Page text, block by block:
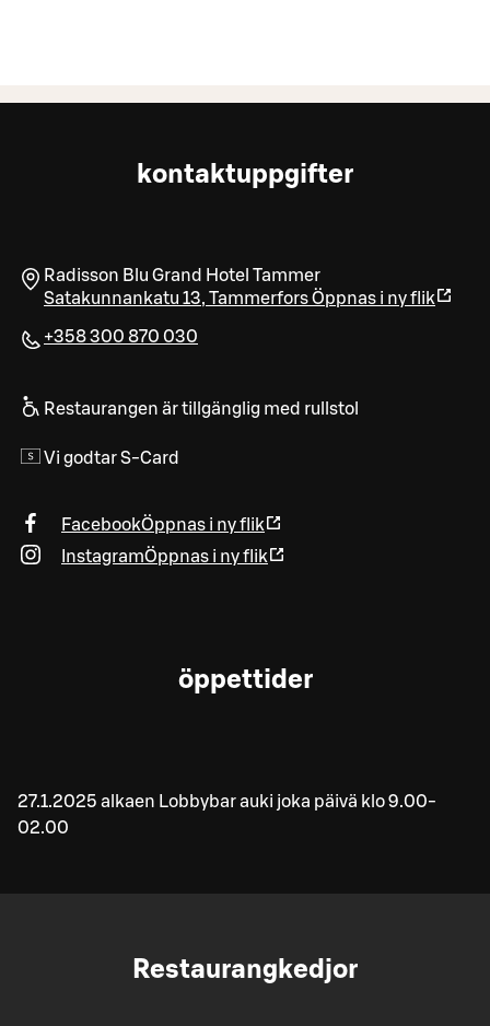
kontaktuppgifter
Radisson Blu Grand Hotel Tammer
Satakunnankatu 13, TammerforsÖppnas i ny flik
+358 300 870 030
Restaurangen är tillgänglig med rullstol
Vi godtar S-Card
FacebookÖppnas i ny flik
InstagramÖppnas i ny flik
öppettider
27.1.2025 alkaen Lobbybar auki joka päivä klo 9.00-
02.00
Restaurangkedjor